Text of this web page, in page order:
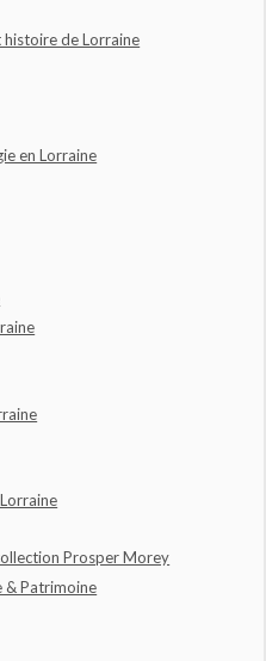
de Lorraine
en Lorraine
Prosper Morey
& Patrimoine